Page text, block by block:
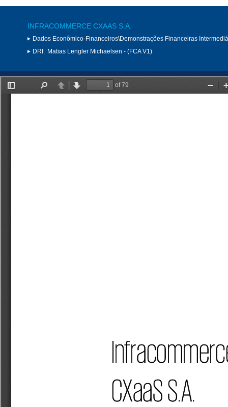
INFRACOMMERCE CXAAS S.A.
Dados Econômico-Financeiros\Demonstrações Financeiras
DRI: Matias Lengler Michaelsen - (FCA V1)